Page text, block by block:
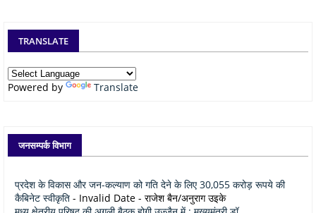
TRANSLATE
Powered by Translate
जनसम्पर्क विभाग
प्रदेश के विकास और जन-कल्याण को गति देने के लिए 30,055 करोड़ रूपये की
कैबिनेट स्वीकृति - Invalid Date - राजेश बैन/अनुराग उइके